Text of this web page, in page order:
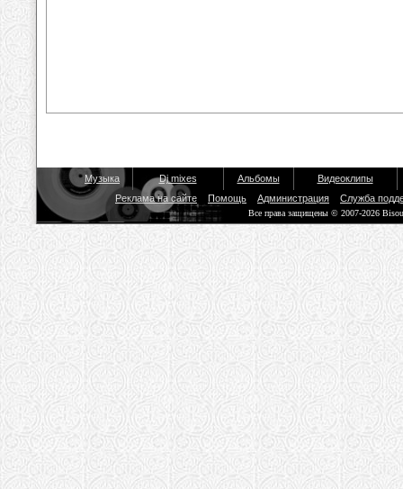
Музыка Dj mixes Альбомы
Видеоклипы
Реклама на сайте
Помощь Администрация Служба
Все права защищены © 2007-2026